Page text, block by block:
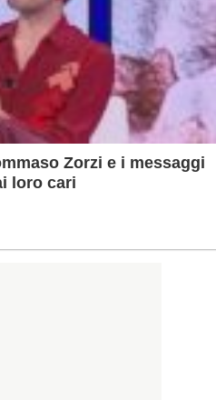
Zorzi e i messaggi
loro cari